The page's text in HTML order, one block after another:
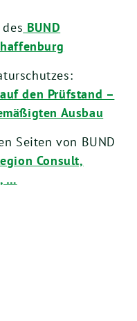
BUND
den Prüfstand –
Ausbau
Seiten von BUND
Consult,
…